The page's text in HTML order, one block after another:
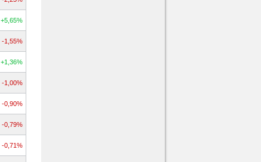
+5,65%
-1,55%
+1,36%
-1,00%
-0,90%
-0,79%
-0,71%